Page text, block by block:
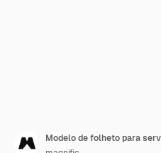
Modelo de folheto para